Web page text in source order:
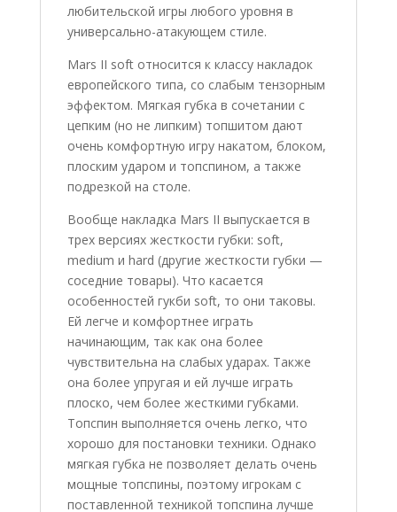
любительской игры любого уровня в
универсально-атакующем стиле.
Mars II soft относится к классу накладок
европейского типа, со слабым тензорным
эффектом. Мягкая губка в сочетании с
цепким (но не липким) топшитом дают
очень комфортную игру накатом, блоком,
плоским ударом и топспином, а также
подрезкой на столе.
Вообще накладка Mars II выпускается в
трех версиях жесткости губки: soft,
medium и hard (другие жесткости губки —
соседние товары). Что касается
особенностей гукби soft, то они таковы.
Ей легче и комфортнее играть
начинающим, так как она более
чувствительна на слабых ударах. Также
она более упругая и ей лучше играть
плоско, чем более жесткими губками.
Топспин выполняется очень легко, что
хорошо для постановки техники. Однако
мягкая губка не позволяет делать очень
мощные топспины, поэтому игрокам с
поставленной техникой топспина лучше